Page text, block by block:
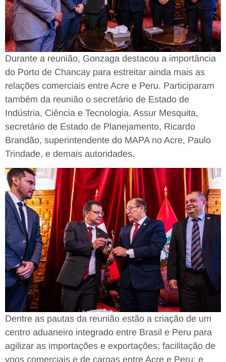
Durante a reunião, Gonzaga destacou a importância
do Porto de Chancay para estreitar ainda mais as
relações comerciais entre Acre e Peru. Participaram
também da reunião o secretário de Estado de
Indústria, Ciência e Tecnologia, Assur Mesquita,
secretário de Estado de Planejamento, Ricardo
Brandão, superintendente do MAPA no Acre, Paulo
Trindade, e demais autoridades.
Dentre as pautas da reunião estão a criação de um
centro aduaneiro integrado entre Brasil e Peru para
agilizar as importações e exportações; facilitação de
voos comerciais e de cargas entre Acre e Peru; e